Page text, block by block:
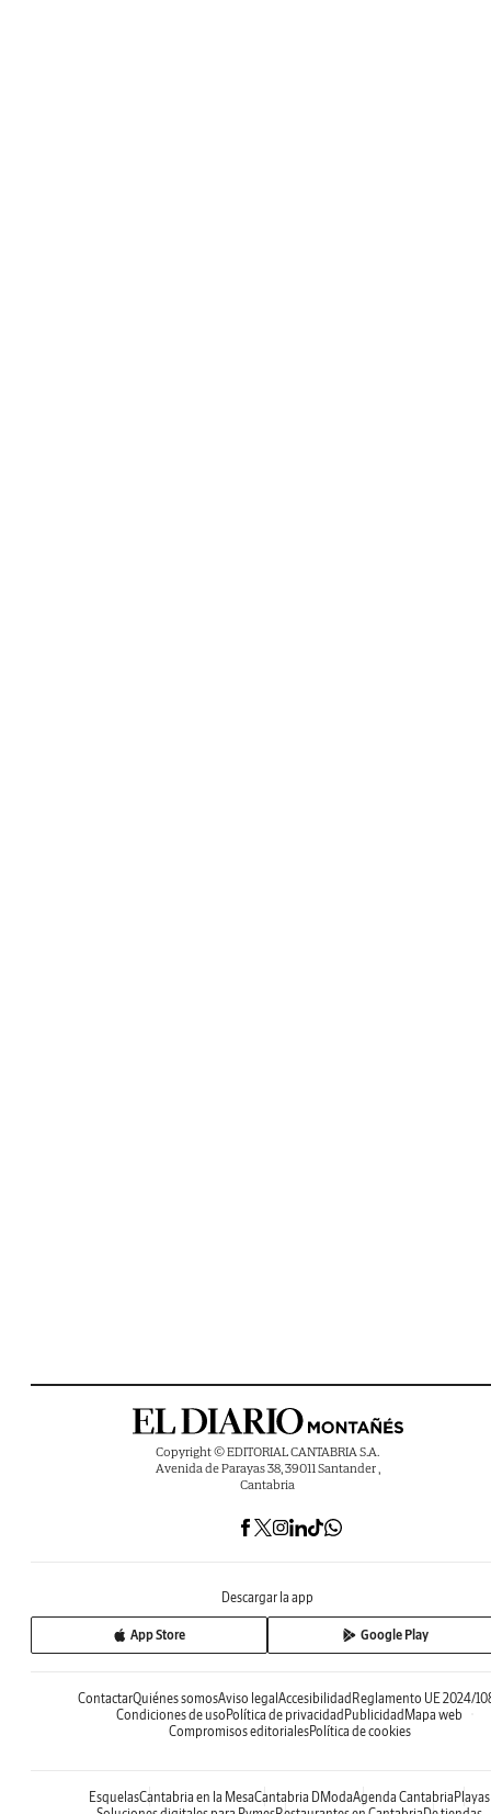
Copyright © EDITORIAL CANTABRIA S.A.
Avenida de Parayas 38, 39011 Santander ,
Cantabria
Descargar la app
App Store Google Play
ContactarQuiénes somosAviso legalAccesibilidadReglamento UE 2024/
Condiciones de usoPolítica de privacidadPublicidadMapa web
Compromisos editorialesPolítica de cookies
EsquelasCantabria en la MesaCantabria DModaAgenda CantabriaPlayas